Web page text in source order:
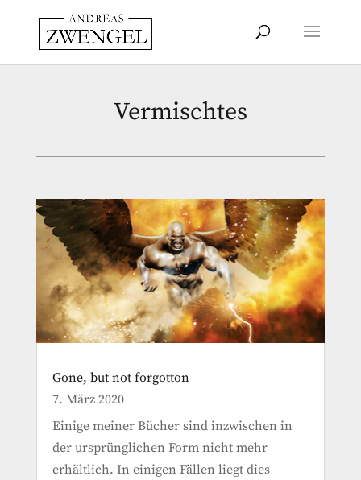
Vermischtes
Gone, but not forgotton
7. März 2020
Einige meiner Bücher sind inzwischen in
der ursprünglichen Form nicht mehr
erhältlich. In einigen Fällen liegt dies